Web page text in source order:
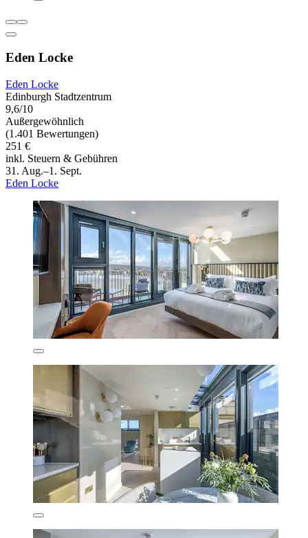
Eden Locke
Eden Locke
Edinburgh Stadtzentrum
9,6/10
Außergewöhnlich
(1.401 Bewertungen)
251 €
inkl. Steuern & Gebühren
31. Aug.–1. Sept.
Eden Locke